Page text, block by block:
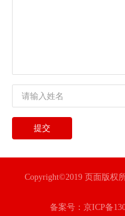
提交
Copyright©2019 页面版权
备案号：京ICP备